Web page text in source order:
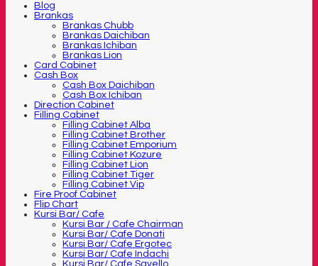
Blog
Brankas
Brankas Chubb
Brankas Daichiban
Brankas Ichiban
Brankas Lion
Card Cabinet
Cash Box
Cash Box Daichiban
Cash Box Ichiban
Direction Cabinet
Filling Cabinet
Filling Cabinet Alba
Filling Cabinet Brother
Filling Cabinet Emporium
Filling Cabinet Kozure
Filling Cabinet Lion
Filling Cabinet Tiger
Filling Cabinet Vip
Fire Proof Cabinet
Flip Chart
Kursi Bar/ Cafe
Kursi Bar / Cafe Chairman
Kursi Bar/ Cafe Donati
Kursi Bar/ Cafe Ergotec
Kursi Bar/ Cafe Indachi
Kursi Bar/ Cafe Savello